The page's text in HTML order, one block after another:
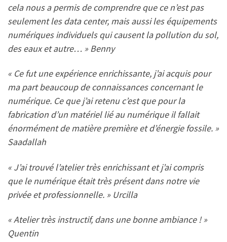
cela nous a permis de comprendre que ce n’est pas
seulement les data center, mais aussi les équipements
numériques individuels qui causent la pollution du sol,
des eaux et autre… » Benny
« Ce fut une expérience enrichissante, j’ai acquis pour
ma part beaucoup de connaissances concernant le
numérique. Ce que j’ai retenu c’est que pour la
fabrication d’un matériel lié au numérique il fallait
énormément de matière première et d’énergie fossile. »
Saadallah
« J’ai trouvé l’atelier très enrichissant et j’ai compris
que le numérique était très présent dans notre vie
privée et professionnelle. » Urcilla
« Atelier très instructif, dans une bonne ambiance ! »
Quentin